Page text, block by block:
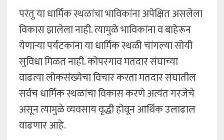
परंतु या धार्मिक स्थळांचा भाविकांना अपेक्षित असलेला
विकास झालेला नाही. त्यामुळे भाविकांना व बाहेरून
येणाऱ्या पर्यटकांना या धार्मिक स्थळी चांगल्या सोयी
सुविधा मिळत नाही. कोपरगाव मतदार संघाच्या
वाढत्या लोकसंख्येचा विचार करता मतदार संघातील
सर्वच धार्मिक स्थळांचा विकास करणे अत्यंत गरजेचे
असून त्यामुळे व्यवसाय वृद्धी होवून आर्थिक उलाढाल
वाढणार आहे.